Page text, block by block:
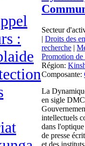
:
Secteur
| Droits des
recherche |
Promotion de
Région:
Composante:
La
en sigle
intellectuels
dans
de presse
et des